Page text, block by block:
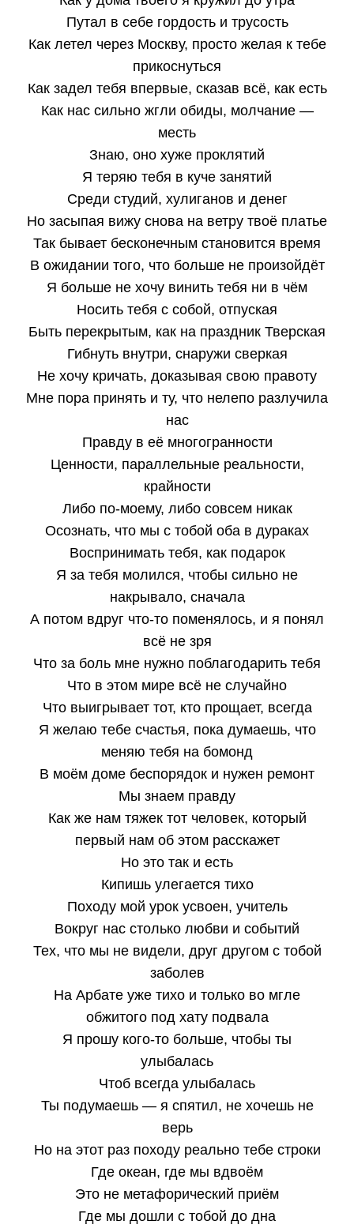
Путал в себе гордость и трусость
Как летел через Москву, просто желая к тебе
прикоснуться
Как задел тебя впервые, сказав всё, как есть
Как нас сильно жгли обиды, молчание —
месть
Знаю, оно хуже проклятий
Я теряю тебя в куче занятий
Среди студий, хулиганов и денег
Но засыпая вижу снова на ветру твоё платье
Так бывает бесконечным становится время
В ожидании того, что больше не произойдёт
Я больше не хочу винить тебя ни в чём
Носить тебя с собой, отпуская
Быть перекрытым, как на праздник Тверская
Гибнуть внутри, снаружи сверкая
Не хочу кричать, доказывая свою правоту
Мне пора принять и ту, что нелепо разлучила
нас
Правду в её многогранности
Ценности, параллельные реальности,
крайности
Либо по-моему, либо совсем никак
Осознать, что мы с тобой оба в дураках
Воспринимать тебя, как подарок
Я за тебя молился, чтобы сильно не
накрывало, сначала
А потом вдруг что-то поменялось, и я понял
всё не зря
Что за боль мне нужно поблагодарить тебя
Что в этом мире всё не случайно
Что выигрывает тот, кто прощает, всегда
Я желаю тебе счастья, пока думаешь, что
меняю тебя на бомонд
В моём доме беспорядок и нужен ремонт
Мы знаем правду
Как же нам тяжек тот человек, который
первый нам об этом расскажет
Но это так и есть
Кипишь улегается тихо
Походу мой урок усвоен, учитель
Вокруг нас столько любви и событий
Тех, что мы не видели, друг другом с тобой
заболев
На Арбате уже тихо и только во мгле
обжитого под хату подвала
Я прошу кого-то больше, чтобы ты
улыбалась
Чтоб всегда улыбалась
Ты подумаешь — я спятил, не хочешь не
верь
Но на этот раз походу реально тебе строки
Где океан, где мы вдвоём
Это не метафорический приём
Где мы дошли с тобой до дна